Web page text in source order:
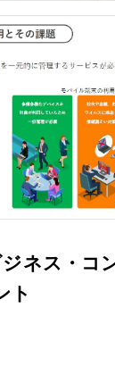
ネス・コ
ト